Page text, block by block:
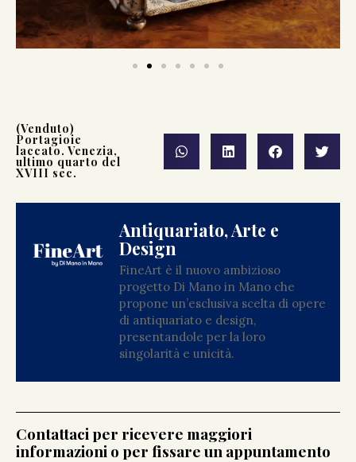
(Venduto)
Portagioie
laccato. Venezia,
ultimo quarto del
XVIII sec.
Antiquariato, Arte e
Design
FineArt è il nuovo ambizioso
progetto Di Mano in Mano che
propone un’esclusiva scelta di opere
di antiquariato e design,
presentandole per la loro
singolarità e unicità.
Contattaci per ricevere maggiori
informazioni o per fissare un appuntamento